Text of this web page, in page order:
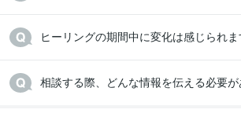
ヒーリングの期間中に変化は感じられま
相談する際、どんな情報を伝える必要が